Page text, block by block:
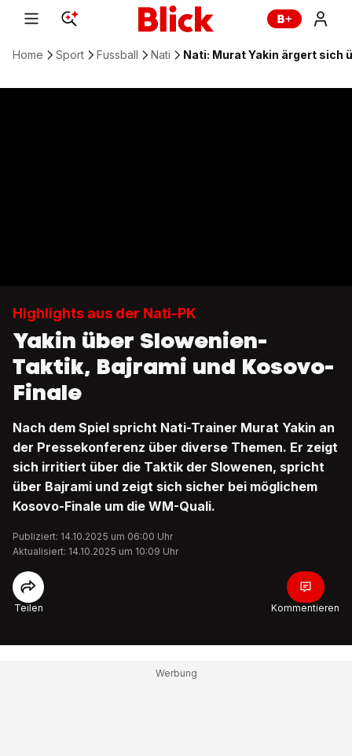
Home Sport Fussball Nati Nati: Murat Yakin ärgert sich
Highlights aus der Nati-PK
Yakin über Slowenien-
Taktik, Bajrami und Kosovo-
Finale
Nach dem Spiel spricht Nati-Trainer Murat Yakin an
der Pressekonferenz über diverse Themen. Er zeigt
sich irritiert über die Taktik der Slowenen, spricht
über Bajrami und zeigt sich sicher bei möglichem
Kosovo-Finale um die WM-Quali.
Publiziert: 14.10.2025 um 06:00 Uhr
Aktualisiert: 14.10.2025 um 10:09 Uhr
Teilen Kommentieren